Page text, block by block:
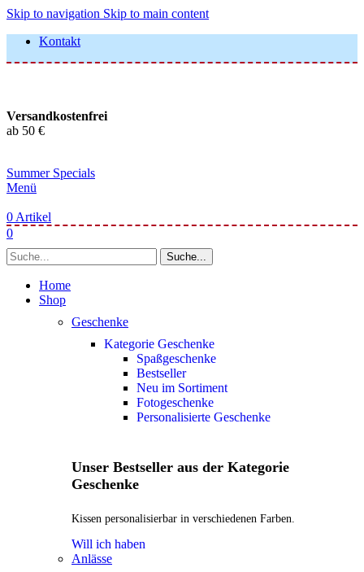
Skip to navigation Skip to main content
Kontakt
Versandkostenfrei
ab 50 €
Summer Specials
Menü
0 Artikel
0
Suche...
Home
Shop
Geschenke
Kategorie Geschenke
Spaßgeschenke
Bestseller
Neu im Sortiment
Fotogeschenke
Personalisierte Geschenke
Unser Bestseller aus der Kategorie
Geschenke
Kissen personalisierbar in verschiedenen Farben.
Will ich haben
Anlässe